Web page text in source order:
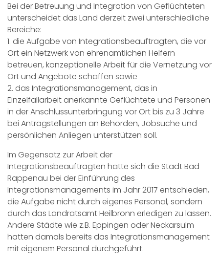
Bei der Betreuung und Integration von Geflüchteten
unterscheidet das Land derzeit zwei unterschiedliche
Bereiche:
1. die Aufgabe von Integrationsbeauftragten, die vor
Ort ein Netzwerk von ehrenamtlichen Helfern
betreuen, konzeptionelle Arbeit für die Vernetzung vor
Ort und Angebote schaffen sowie
2. das Integrationsmanagement, das in
Einzelfallarbeit anerkannte Geflüchtete und Personen
in der Anschlussunterbringung vor Ort bis zu 3 Jahre
bei Antragstellungen an Behörden, Jobsuche und
persönlichen Anliegen unterstützen soll.
Im Gegensatz zur Arbeit der
Integrationsbeauftragten hatte sich die Stadt Bad
Rappenau bei der Einführung des
Integrationsmanagements im Jahr 2017 entschieden,
die Aufgabe nicht durch eigenes Personal, sondern
durch das Landratsamt Heilbronn erledigen zu lassen.
Andere Städte wie z.B. Eppingen oder Neckarsulm
hatten damals bereits das Integrationsmanagement
mit eigenem Personal durchgeführt.